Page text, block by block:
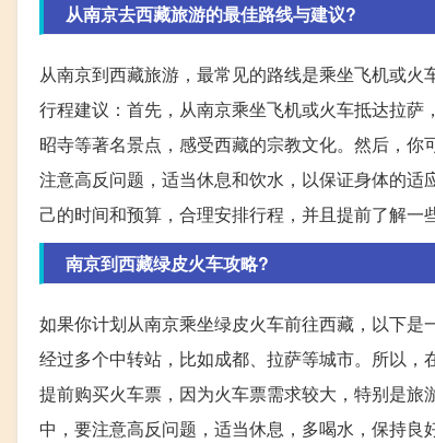
从南京去西藏旅游的最佳路线与建议?
从南京到西藏旅游，最常见的路线是乘坐飞机或
行程建议：首先，从南京乘坐飞机或火车抵达拉
昭寺等著名景点，感受西藏的宗教文化。然后，
注意高反问题，适当休息和饮水，以保证身体的
己的时间和预算，合理安排行程，并且提前了解一
南京到西藏绿皮火车攻略?
如果你计划从南京乘坐绿皮火车前往西藏，以下
经过多个中转站，比如成都、拉萨等城市。所以
提前购买火车票，因为火车票需求较大，特别是
中，要注意高反问题，适当休息，多喝水，保持